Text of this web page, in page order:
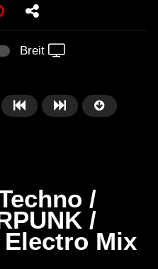
Breit
Später
/
/
Electro Mix